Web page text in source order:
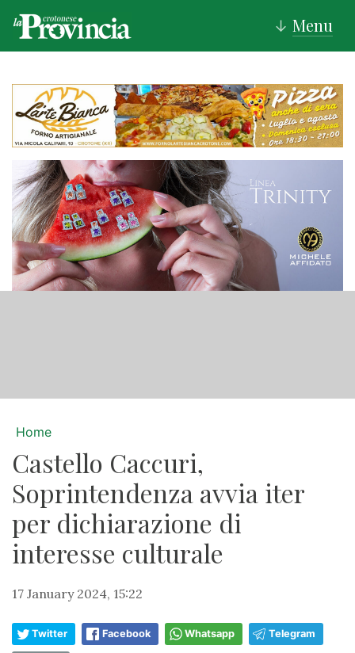
↓ Menu
Home
Castello Caccuri,
Soprintendenza avvia iter
per dichiarazione di
interesse culturale
17 January 2024, 15:22
Twitter Facebook Whatsapp Telegram